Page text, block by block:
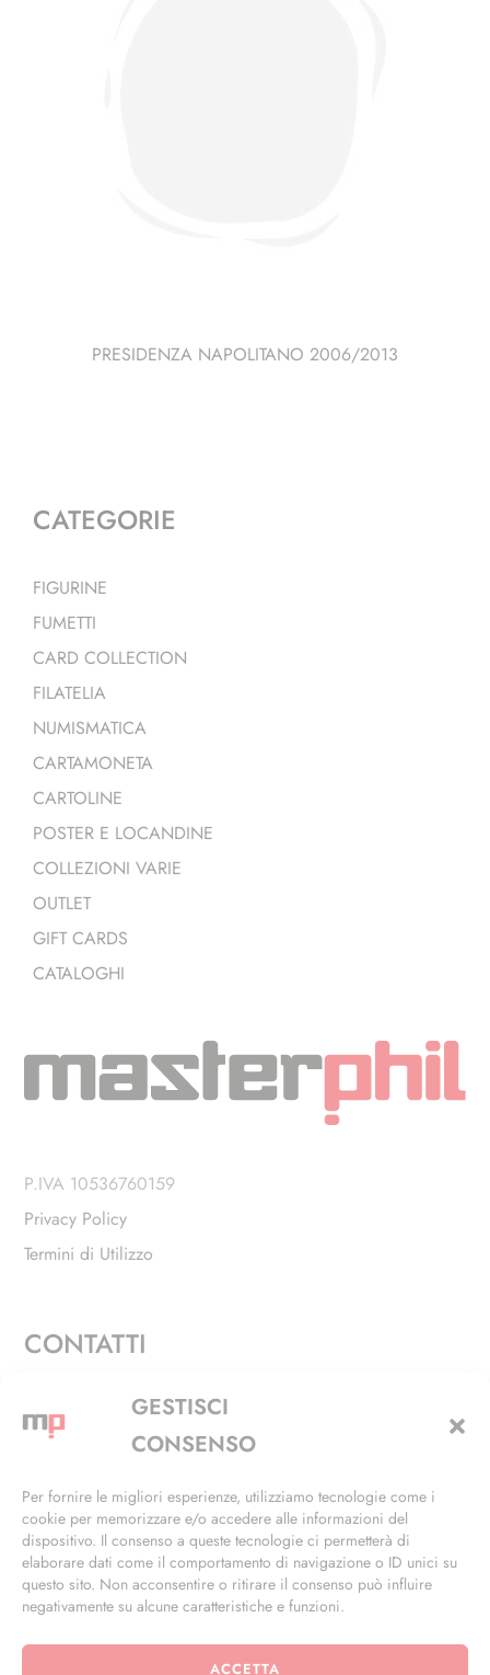
GESTISCI
CONSENSO
Per fornire le migliori esperienze, utilizziamo tecnologie come i
cookie per memorizzare e/o accedere alle informazioni del
dispositivo. Il consenso a queste tecnologie ci permetterà di
elaborare dati come il comportamento di navigazione o ID unici su
questo sito. Non acconsentire o ritirare il consenso può influire
negativamente su alcune caratteristiche e funzioni.
ACCETTA
PRESIDENZA NAPOLITANO 2006/2013
CATEGORIE
FIGURINE
FUMETTI
CARD COLLECTION
FILATELIA
NUMISMATICA
CARTAMONETA
CARTOLINE
POSTER E LOCANDINE
COLLEZIONI VARIE
OUTLET
GIFT CARDS
CATALOGHI
P.IVA 10536760159
Privacy Policy
Termini di Utilizzo
CONTATTI
Via Alfieri, 27 - Trezzano Sul Naviglio (MI)
+39 02 4846 3155
info@masterphil.it